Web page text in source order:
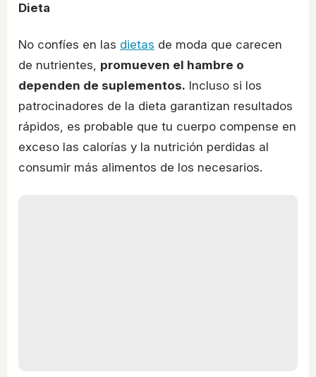
Dieta
No confíes en las dietas de moda que carecen
de nutrientes, promueven el hambre o
dependen de suplementos. Incluso si los
patrocinadores de la dieta garantizan resultados
rápidos, es probable que tu cuerpo compense en
exceso las calorías y la nutrición perdidas al
consumir más alimentos de los necesarios.